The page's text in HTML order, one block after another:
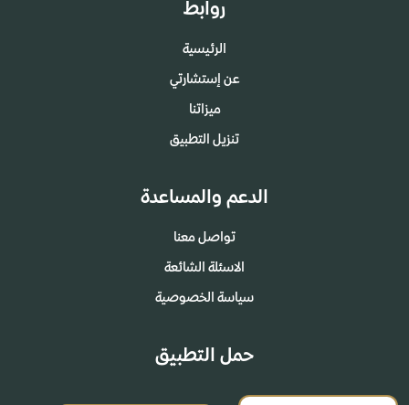
روابط
الرئيسية
عن إستشارتي
ميزاتنا
تنزيل التطبيق
الدعم والمساعدة
تواصل معنا
الاسئلة الشائعة
سياسة الخصوصية
حمل التطبيق